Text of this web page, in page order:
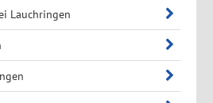
Lauchringen